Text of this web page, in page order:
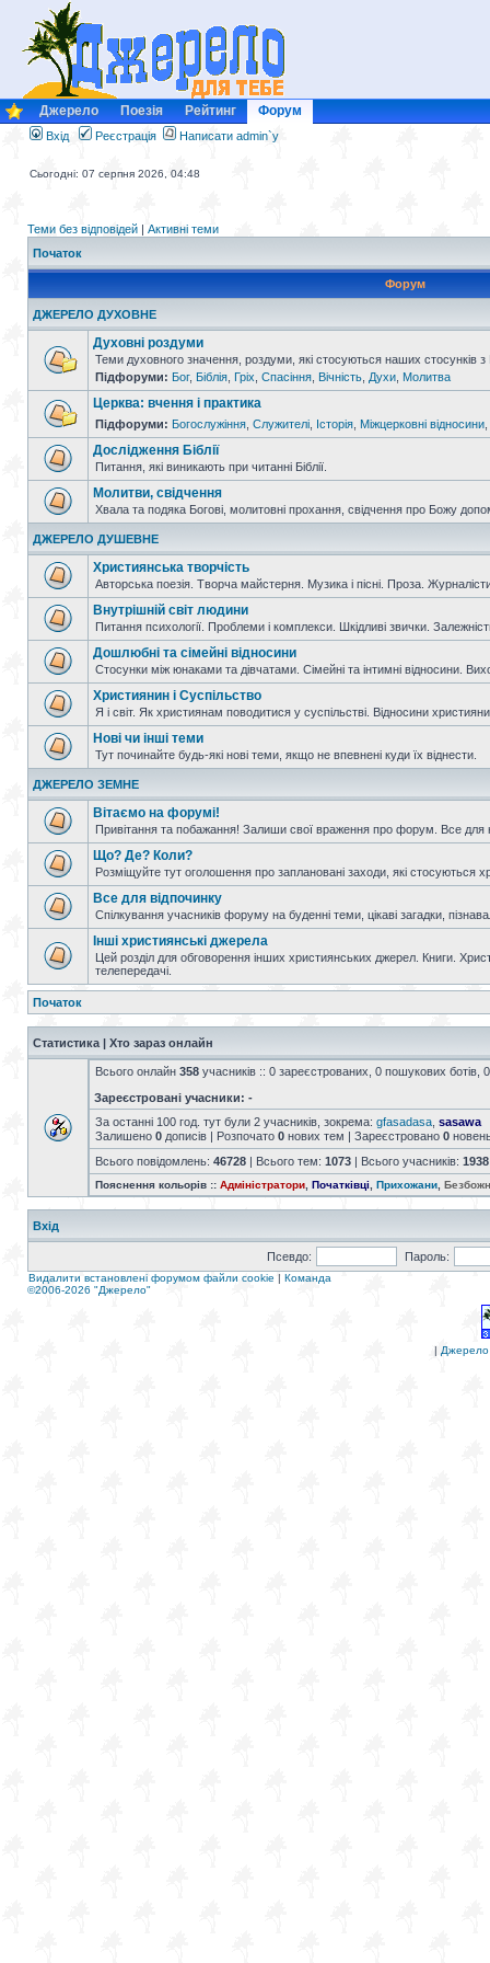
Джерело Поезія Рейтинг Форум
Вхід Реєстрація Написати admin`у
Сьогодні: 07 серпня 2026, 04:48
Теми без відповідей | Активні теми
Початок
Форум
ДЖЕРЕЛО ДУХОВНЕ
Духовні роздуми
Теми духовного значення, роздуми, які стосуються наших стосунків з
Підфоруми: Бог, Біблія Гріх Спасіння Вічність Духи Молитва
Церква: вчення і практика
Підфоруми: Богослужіння Служителі Історія Міжцерковні відносини
Дослідження Біблії
Питання, які виникають при читанні Біблії.
Молитви, свідчення
Хвала та подяка Богові, молитовні прохання, свідчення про Божу
ДЖЕРЕЛО ДУШЕВНЕ
Християнська творчість
Авторська поезія. Творча майстерня. Музика і пісні. Проза.
Внутрішній світ людини
Питання психології. Проблеми і комплекси. Шкідливі звички.
Дошлюбні та сімейні відносини
Стосунки між юнаками та дівчатами. Сімейні та інтимні відносини.
Християнин і Суспільство
Я і світ. Як християнам поводитися у суспільстві. Відносини
Нові чи інші теми
Тут починайте будь-які нові теми, якщо не впевнені куди їх віднести.
ДЖЕРЕЛО ЗЕМНЕ
Вітаємо на форумі!
Привітання та побажання! Залиши свої враження про форум. Все для
Що? Де? Коли?
Розміщуйте тут оголошення про заплановані заходи, які стосуються
Все для відпочинку
Спілкування учасників форуму на буденні теми, цікаві загадки,
Інші християнські джерела
Цей розділ для обговорення інших християнських джерел. Книги.
телепередачі.
Початок
Статистика | Хто зараз онлайн
Всього онлайн 358 учасників :: 0 зареєстрованих, 0 пошукових ботів,
Зареєстровані учасники: -
За останні 100 год. тут були 2 учасників, зокрема: gfasadasa sasawa
Залишено 0 дописів | Розпочато 0 нових тем | Зареєстровано 0
Всього повідомлень: 46728 | Всього тем: 1073 | Всього учасників: 1938
Пояснення кольорів :: Адміністратори Початківці Прихожани
Вхід
Псевдо: Пароль:
Видалити встановлені форумом файли cookie | Команда
©2006-2026 "Джерело"
| Джерело